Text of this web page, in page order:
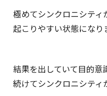
極めてシンクロニシティ
起こりやすい状態になり
結果を出していて目的意
続けてシンクロニシティ